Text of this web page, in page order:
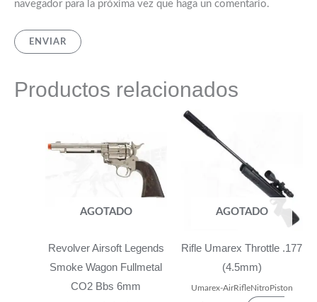
navegador para la próxima vez que haga un comentario.
Productos relacionados
AGOTADO
Revolver Airsoft Legends
Smoke Wagon Fullmetal
CO2 Bbs 6mm
AGOTADO
Rifle Umarex Throttle .177
(4.5mm)
Umarex-AirRifleNitroPiston